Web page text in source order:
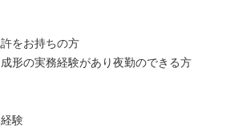
をお持ちの方
形の実務経験があり夜勤のできる方
験